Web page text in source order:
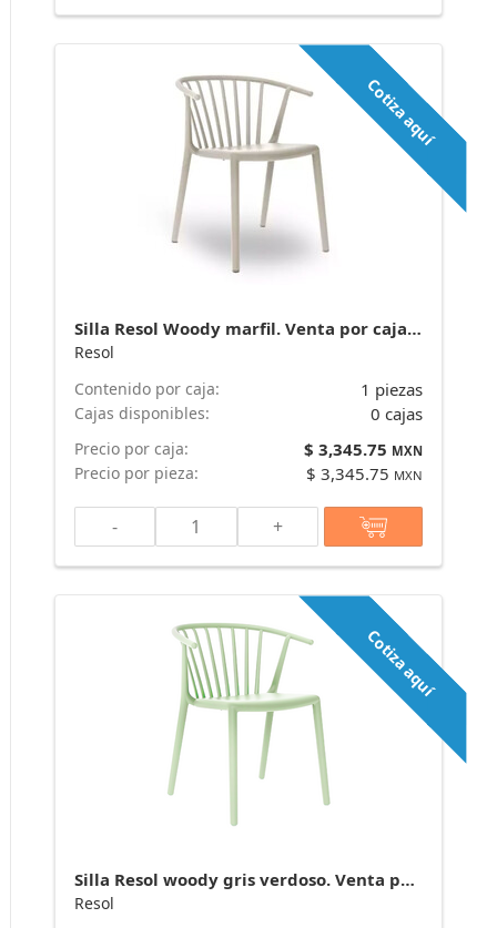
Cotiza aquí
Silla Resol Woody marfil. Venta por caja de 25 piezas marca Resol
Resol
Contenido por caja:
1 piezas
Cajas disponibles: 0 cajas
Precio por caja: $ 3,345.75 MXN
Precio por pieza: $ 3,345.75 MXN
- +
Cotiza aquí
Silla Resol woody gris verdoso. Venta por caja de 25 piezas. marca Resol
Resol